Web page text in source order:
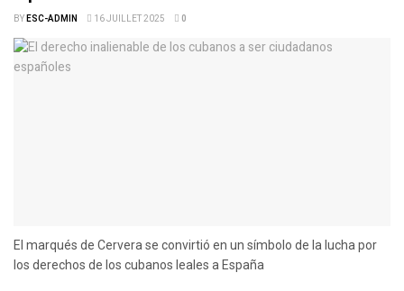
BYESC-ADMIN 16 JUILLET 2025 0
El marqués de Cervera se convirtió en un símbolo de la lucha por
los derechos de los cubanos leales a España